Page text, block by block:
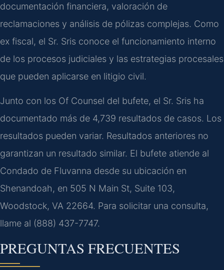
documentación financiera, valoración de
reclamaciones y análisis de pólizas complejas. Como
ex fiscal, el Sr. Sris conoce el funcionamiento interno
de los procesos judiciales y las estrategias procesales
que pueden aplicarse en litigio civil.
Junto con los Of Counsel del bufete, el Sr. Sris ha
documentado más de 4,739 resultados de casos. Los
resultados pueden variar. Resultados anteriores no
garantizan un resultado similar. El bufete atiende al
Condado de Fluvanna desde su ubicación en
Shenandoah, en 505 N Main St, Suite 103,
Woodstock, VA 22664. Para solicitar una consulta,
llame al (888) 437-7747.
PREGUNTAS FRECUENTES